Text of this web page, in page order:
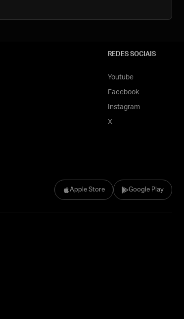
Apple Store Google Play
REDES SOCIAIS
Youtube
Facebook
Instagram
X